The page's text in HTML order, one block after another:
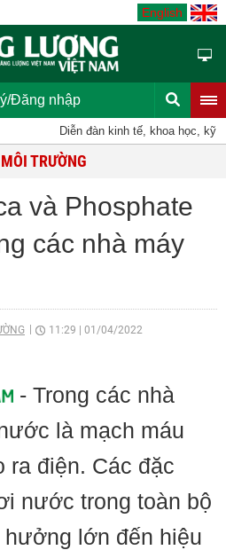
English
Đăng nhập
Diễn đàn kinh tế, khoa học, kỹ
TRƯỜNG
và Phosphate
các nhà máy
11:29 01/04/2022
- Trong các nhà
là mạch máu
ra điện. Các đặc
nước trong toàn bộ
lớn đến hiệu